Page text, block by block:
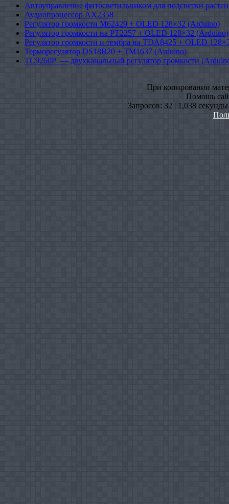
Автоуправление фитосветильником для подсветки
Аудиопроцессор AX2358
Регулятор громкости M62429 + OLED 128×32 (Arduino)
Регулятор громкости на PT2257 + OLED 128×32 (Arduino)
Регулятор громкости и тембра на TDA8425 + OLED
Терморегулятор DS18B20 + TM1637 (Arduino)
TC9260P — двухканальный регулятор громкости
При копировании
Помошь
Запросов: 32 | 1,038